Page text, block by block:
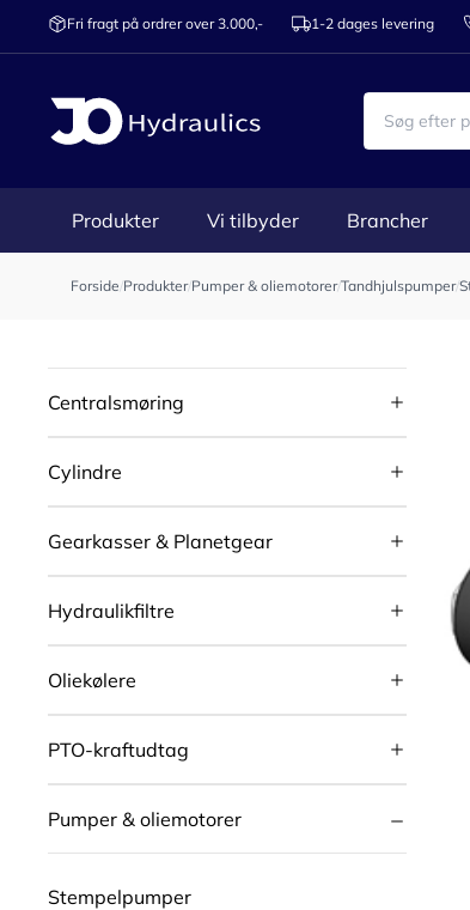
Fri fragt på ordrer over 3.000,- 1-2 dages levering
Produkter Vi tilbyder Brancher
Forside/Produkter/Pumper & oliemotorer/Tandhjulspumper/
Centralsmøring
Cylindre
Gearkasser & Planetgear
Hydraulikfiltre
Oliekølere
PTO-kraftudtag
Pumper & oliemotorer
Stempelpumper